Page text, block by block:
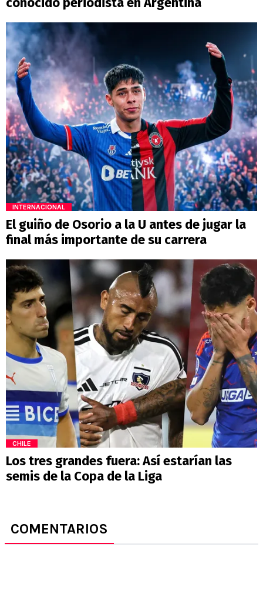
INTERNACIONAL
El guiño de Osorio a la U antes de jugar la
final más importante de su carrera
CHILE
Los tres grandes fuera: Así estarían las
semis de la Copa de la Liga
COMENTARIOS